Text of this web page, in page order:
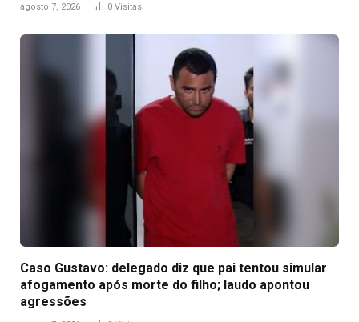
agosto 7, 2026 0 Visitas
Caso Gustavo: delegado diz que pai tentou simular
afogamento após morte do filho; laudo apontou
agressões